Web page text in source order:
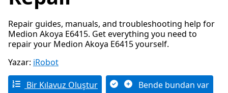
Repair guides, manuals, and troubleshooting help for
Medion Akoya E6415. Get everything you need to
repair your Medion Akoya E6415 yourself.
Yazar: iRobot
Bir Kılavuz Oluştur Bende bundan var